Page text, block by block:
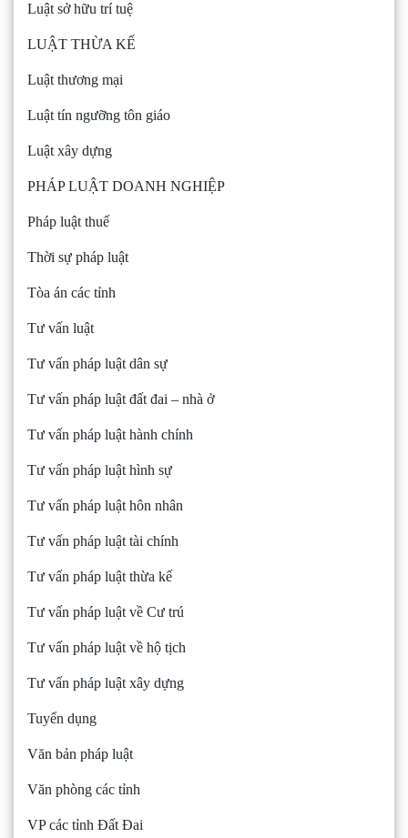
Luật sở hữu trí tuệ
LUẬT THỪA KẾ
Luật thương mại
Luật tín ngưỡng tôn giáo
Luật xây dựng
PHÁP LUẬT DOANH NGHIỆP
Pháp luật thuế
Thời sự pháp luật
Tòa án các tỉnh
Tư vấn luật
Tư vấn pháp luật dân sự
Tư vấn pháp luật đất đai – nhà ở
Tư vấn pháp luật hành chính
Tư vấn pháp luật hình sự
Tư vấn pháp luật hôn nhân
Tư vấn pháp luật tài chính
Tư vấn pháp luật thừa kế
Tư vấn pháp luật về Cư trú
Tư vấn pháp luật về hộ tịch
Tư vấn pháp luật xây dựng
Tuyển dụng
Văn bản pháp luật
Văn phòng các tỉnh
VP các tỉnh Đất Đai